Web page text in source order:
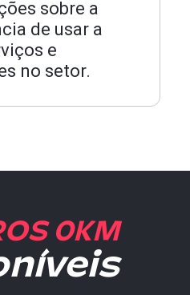
sobre a
de usar a
e
no setor.
0KM